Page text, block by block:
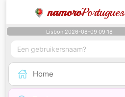
namoroPortugues
Lisbon 2026-08-09 09:18
Home